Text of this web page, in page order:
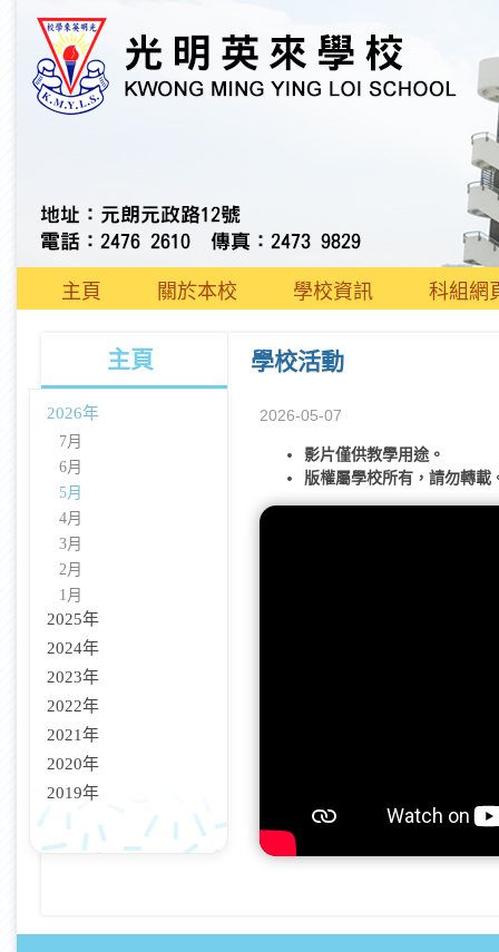
主頁 關於本校 學校資訊 科組網
主頁 學校活動
2026年
7月
6月
5月
4月
3月
2月
1月
2025年
2024年
2023年
2022年
2021年
2020年
2019年
2026-05-07
影片僅供教學用途。
版權屬學校所有，請勿轉載